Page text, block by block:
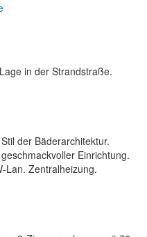
in der Strandstraße.
der Bäderarchitektur.
Einrichtung.
Lan. Zentralheizung.